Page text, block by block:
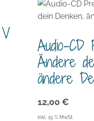
Audio-CD
Ändere
ändere
12,00 €
inkl. 19 % MwSt.